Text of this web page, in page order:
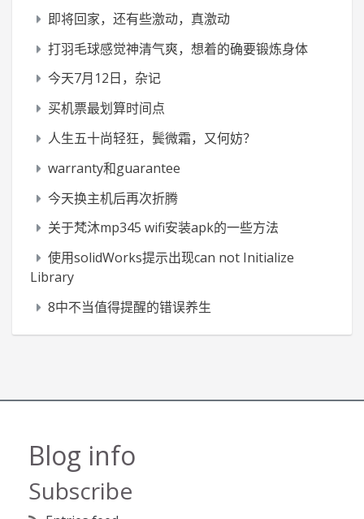
即将回家，还有些激动，真激动
打羽毛球感觉神清气爽，想着的确要锻炼身体
今天7月12日，杂记
买机票最划算时间点
人生五十尚轻狂，鬓微霜，又何妨？
warranty和guarantee
今天换主机后再次折腾
关于梵沐mp345 wifi安装apk的一些方法
使用solidWorks提示出现can not Initialize
Library
8中不当值得提醒的错误养生
Blog info
Subscribe